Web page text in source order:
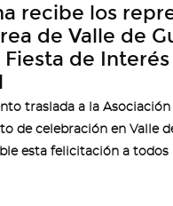
recibe los
de Valle de
de
traslada a la
de celebración en Valle
esta felicitación a todos